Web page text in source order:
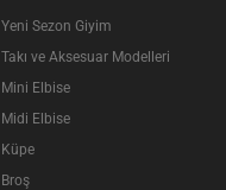
Yeni Sezon Giyim
Takı ve Aksesuar Modelleri
Mini Elbise
Midi Elbise
Küpe
Broş